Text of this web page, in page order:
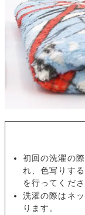
初回の洗濯の
れ、色写りす
を行ってくだ
洗濯の際はネ
ります。